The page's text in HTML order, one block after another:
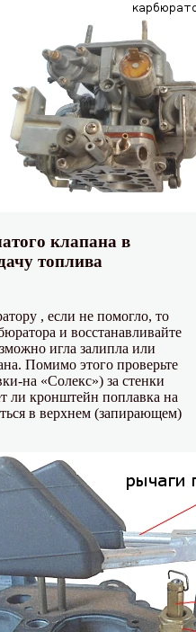
клапана в
топлива
, если не помогло, то
и восстанавливайте
игла залипла или
Помимо этого проверьте
на «Солекс») за стенки
ли кронштейн поплавка на
в верхнем (запирающем)